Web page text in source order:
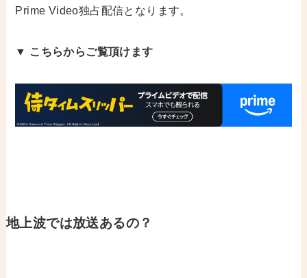
Prime Video独占配信となります。
▼ こちらからご覧頂けます
地上波では放送あるの？